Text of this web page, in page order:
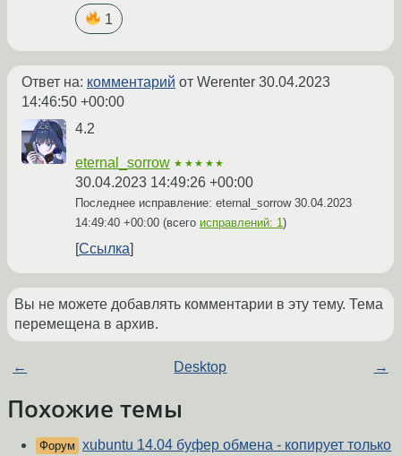
1
Ответ на: комментарий от Werenter 30.04.2023
14:46:50 +00:00
4.2
eternal_sorrow ★★★★★
30.04.2023 14:49:26 +00:00
Последнее исправление: eternal_sorrow 30.04.2023
14:49:40 +00:00 (всего исправлений: 1 )
Ссылка
Вы не можете добавлять комментарии в эту тему. Тема
перемещена в архив.
← Desktop →
Похожие темы
Форум xubuntu 14.04 буфер обмена - копирует только